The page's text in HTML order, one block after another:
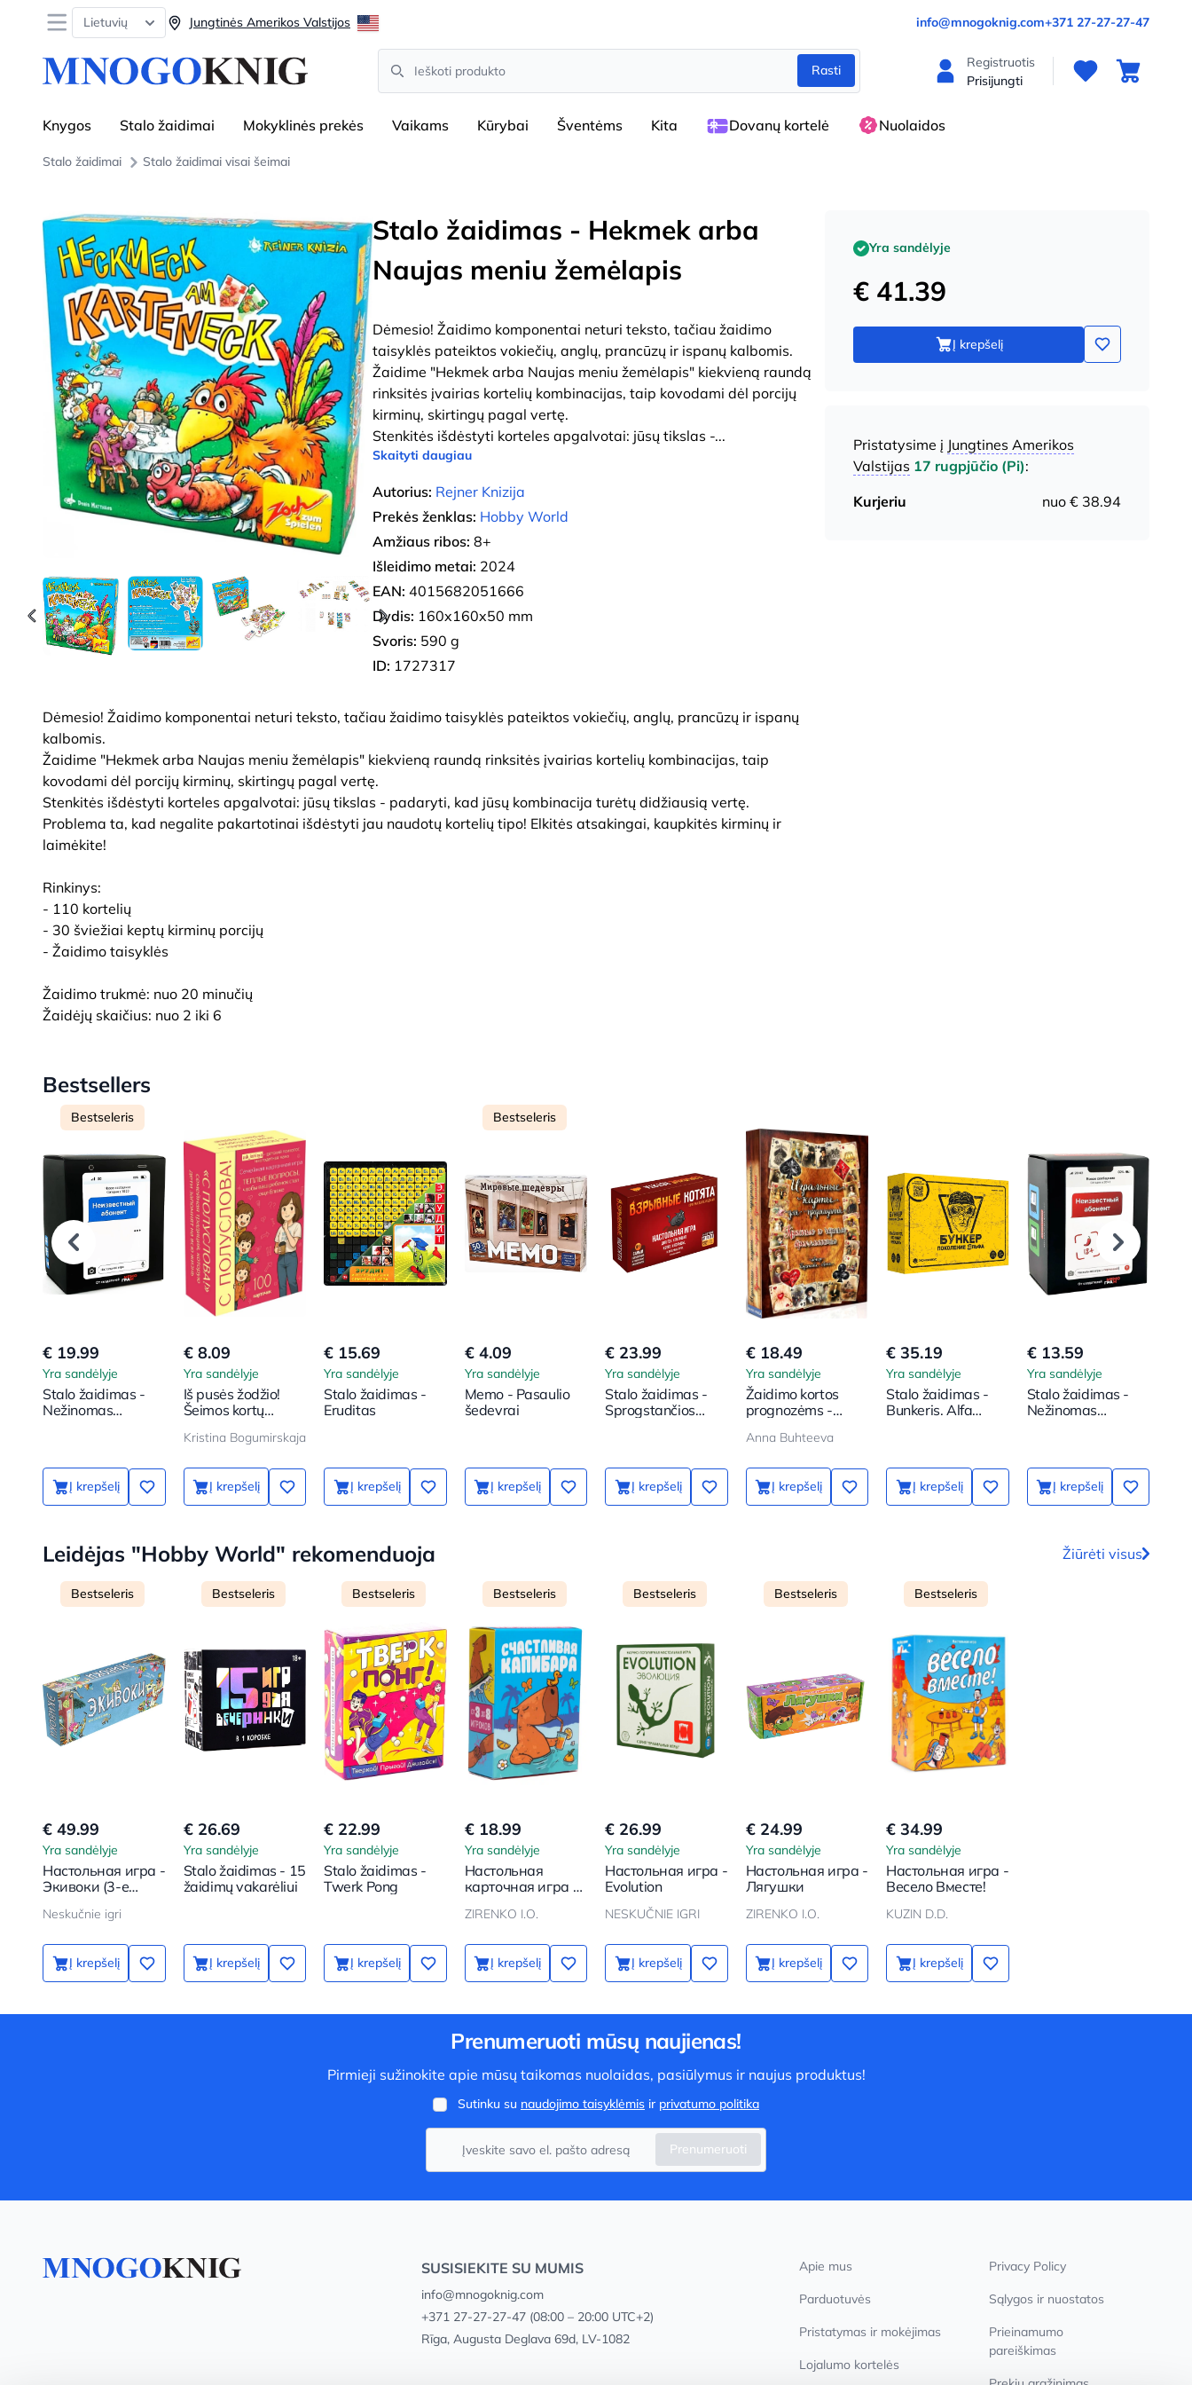
Open menu
Lietuvių Jungtinės Amerikos Valstijos info@mnogoknig.com+371 27-27-27-47
Search
Rasti
Registruotis
Prisijungti
Knygos Stalo žaidimai Mokyklinės prekės Vaikams Kūrybai Šventėms Kita Dovanų kortelė Nuolaidos
Stalo žaidimai Stalo žaidimai visai šeimai
Stalo žaidimas - Hekmek arba
Naujas meniu žemėlapis
Dėmesio! Žaidimo komponentai neturi teksto, tačiau žaidimo
taisyklės pateiktos vokiečių, anglų, prancūzų ir ispanų kalbomis.
Žaidime "Hekmek arba Naujas meniu žemėlapis" kiekvieną raundą
rinksitės įvairias kortelių kombinacijas, taip kovodami dėl porcijų
kirminų, skirtingų pagal vertę.
Stenkitės išdėstyti korteles apgalvotai: jūsų tikslas -...
Skaityti daugiau
Autorius: Rejner Knizija
Prekės ženklas: Hobby World
Amžiaus ribos: 8+
Išleidimo metai: 2024
EAN: 4015682051666
Dydis: 160x160x50 mm
Svoris: 590 g
ID: 1727317
Dėmesio! Žaidimo komponentai neturi teksto, tačiau žaidimo taisyklės pateiktos vokiečių, anglų, prancūzų ir ispanų
kalbomis.
Žaidime "Hekmek arba Naujas meniu žemėlapis" kiekvieną raundą rinksitės įvairias kortelių kombinacijas, taip
kovodami dėl porcijų kirminų, skirtingų pagal vertę.
Stenkitės išdėstyti korteles apgalvotai: jūsų tikslas - padaryti, kad jūsų kombinacija turėtų didžiausią vertę.
Problema ta, kad negalite pakartotinai išdėstyti jau naudotų kortelių tipo! Elkitės atsakingai, kaupkitės kirminų ir
laimėkite!
Rinkinys:
- 110 kortelių
- 30 šviežiai keptų kirminų porcijų
- Žaidimo taisyklės
Žaidimo trukmė: nuo 20 minučių
Žaidėjų skaičius: nuo 2 iki 6
Yra sandėlyje
€ 41.39
Į krepšelį
Pristatysime į Jungtines Amerikos
Valstijas 17 rugpjūčio (Pi):
Kurjeriu
nuo € 38.94
Bestsellers
Bestseleris
€ 19.99
Yra sandėlyje
Stalo žaidimas -
Nežinomas
Į krepšelį
€ 8.09
Yra sandėlyje
Iš pusės žodžio!
Šeimos kortų
klausimų, kad jūsų
arčiau
Kristina Bogumirskaja
Į krepšelį
€ 15.69
Yra sandėlyje
Stalo žaidimas -
Eruditas
Į krepšelį
Bestseleris
€ 4.09
Yra sandėlyje
Memo - Pasaulio
šedevrai
Į krepšelį
€ 23.99
Yra sandėlyje
Stalo žaidimas -
Sprogstančios
Į krepšelį
€ 18.49
Yra sandėlyje
Žaidimo kortos
prognozėms -
juodieji deimantai
Anna Buhteeva
Į krepšelį
€ 35.19
Yra sandėlyje
Stalo žaidimas -
Bunkeris. Alfa
Į krepšelį
€ 13.59
Yra sandėlyje
Stalo žaidimas -
Nežinomas
Į krepšelį
Leidėjas "Hobby World" rekomenduoja Žiūrėti visus
Bestseleris
€ 49.99
Yra sandėlyje
Настольная игра -
Экивоки (3-е
Neskučnie igri
Į krepšelį
Bestseleris
€ 26.69
Yra sandėlyje
Stalo žaidimas - 15
žaidimų vakarėliui
Į krepšelį
Bestseleris
€ 22.99
Yra sandėlyje
Stalo žaidimas -
Twerk Pong
Į krepšelį
Bestseleris
€ 18.99
Yra sandėlyje
Настольная
карточная игра -
Капибара
ZIRENKO I.O.
Į krepšelį
Bestseleris
€ 26.99
Yra sandėlyje
Настольная игра -
Evolution
NESKUČNIE IGRI
Į krepšelį
Bestseleris
€ 24.99
Yra sandėlyje
Настольная игра -
Лягушки
ZIRENKO I.O.
Į krepšelį
Bestseleris
€ 34.99
Yra sandėlyje
Настольная игра -
Весело Вместе!
KUZIN D.D.
Į krepšelį
Prenumeruoti mūsų naujienas!
Pirmieji sužinokite apie mūsų taikomas nuolaidas, pasiūlymus ir naujus produktus!
Sutinku su naudojimo taisyklėmis ir privatumo politika
Prenumeruoti
SUSISIEKITE SU MUMIS
info@mnogoknig.com
+371 27-27-27-47(08:00 – 20:00 UTC+2)
Rīga, Augusta Deglava 69d, LV-1082
Apie mus
Parduotuvės
Pristatymas ir mokėjimas
Lojalumo kortelės
Privacy Policy
Sąlygos ir nuostatos
Prieinamumo
pareiškimas